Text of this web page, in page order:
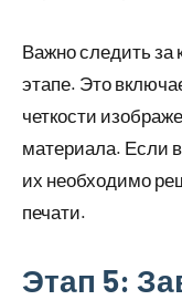
Важно следить за
этапе. Это
четкости
материала. Если
их необходимо
печати.
Этап 5: